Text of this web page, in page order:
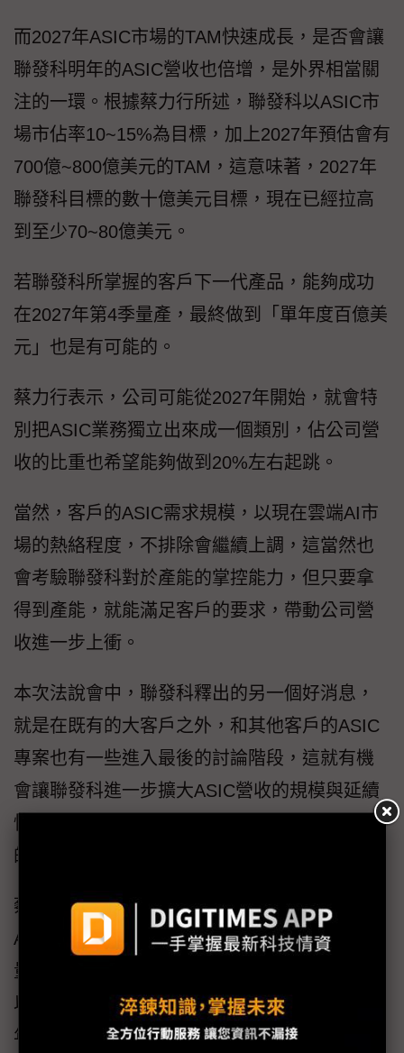
而2027年ASIC市場的TAM快速成長，是否會讓
聯發科明年的ASIC營收也倍增，是外界相當關
注的一環。根據蔡力行所述，聯發科以ASIC市
場市佔率10~15%為目標，加上2027年預估會有
700億~800億美元的TAM，這意味著，2027年
聯發科目標的數十億美元目標，現在已經拉高
到至少70~80億美元。
若聯發科所掌握的客戶下一代產品，能夠成功
在2027年第4季量產，最終做到「單年度百億美
元」也是有可能的。
蔡力行表示，公司可能從2027年開始，就會特
別把ASIC業務獨立出來成一個類別，佔公司營
收的比重也希望能夠做到20%左右起跳。
當然，客戶的ASIC需求規模，以現在雲端AI市
場的熱絡程度，不排除會繼續上調，這當然也
會考驗聯發科對於產能的掌控能力，但只要拿
得到產能，就能滿足客戶的要求，帶動公司營
收進一步上衝。
本次法說會中，聯發科釋出的另一個好消息，
就是在既有的大客戶之外，和其他客戶的ASIC
專案也有一些進入最後的討論階段，這就有機
會讓聯發科進一步擴大ASIC營收的規模與延續
性，是否能夠拿下其他雲端服務（CSP）大廠
的產品線，對聯發科來說是相當重要的目標。
蔡力行在法說會上強調，現在關於2028年的
ASIC營收還不容易預估，但外界預估，從產品
量產的時程來看，現有確定的訂單大概已經可
以確保聯發科的ASIC營收一路翻倍衝到2028
年，甚至有研究機構預估，聯發科到2028年的